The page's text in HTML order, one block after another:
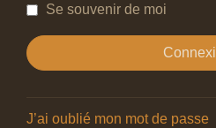
Se souvenir de moi
J’ai oublié mon mot de passe